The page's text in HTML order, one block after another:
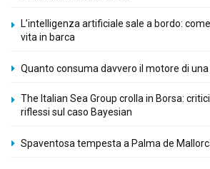
L’intelligenza artificiale sale a bordo:
vita in barca
Quanto consuma davvero il motore di una
The Italian Sea Group crolla in Borsa:
riflessi sul caso Bayesian
Spaventosa tempesta a Palma de